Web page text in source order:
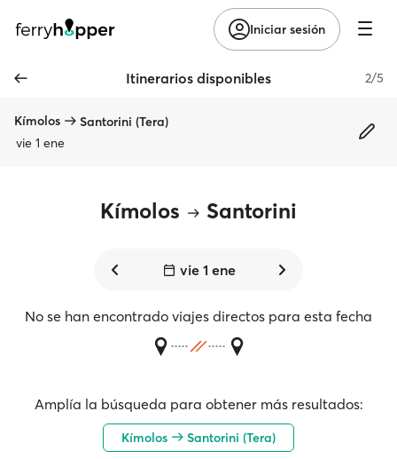
Iniciar sesión
Itinerarios disponibles 2/5
Kímolos
Santorini (Tera)
vie 1 ene
Kímolos Santorini
vie 1 ene
No se han encontrado viajes directos para esta fecha
Amplía la búsqueda para obtener más resultados:
Kímolos Santorini (Tera)